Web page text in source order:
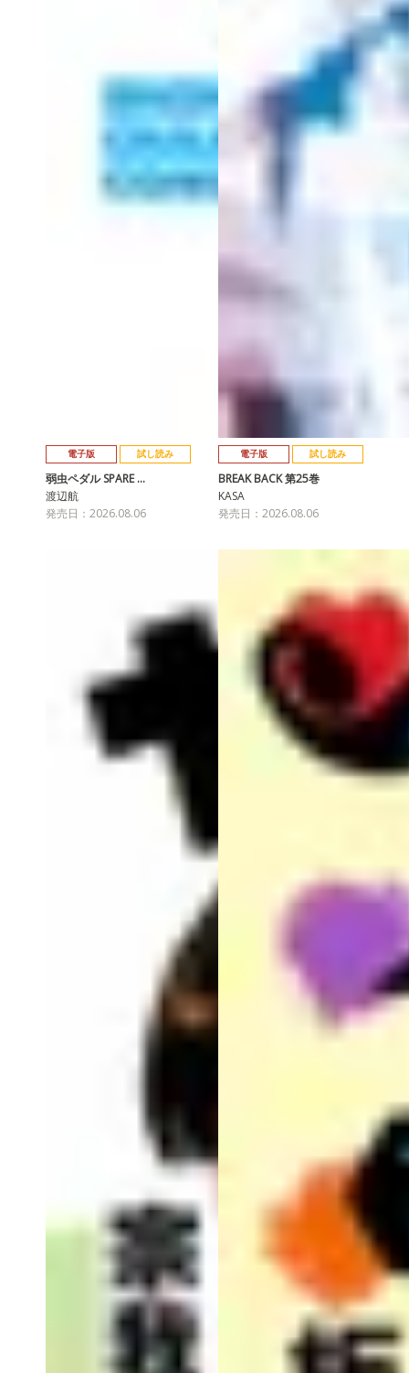
電子版 試し読み
弱虫ペダル SPARE …
渡辺航
発売日：2026.08.06
電子版 試し読み
BREAK BACK 第25巻
KASA
発売日：2026.08.06